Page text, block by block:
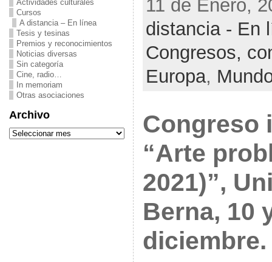
Actividades culturales
Cursos
A distancia – En línea
Tesis y tesinas
Premios y reconocimientos
Noticias diversas
Sin categoría
Cine, radio…
In memoriam
Otras asociaciones
Archivo
11 de Enero,
distancia - En
Congresos,
Europa,
Congreso
“Arte
2021)”,
Berna, 10
diciembre.